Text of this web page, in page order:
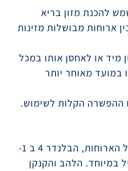
ב-1, המשמש להכנת מזון בריא
ארוחות מבושלות מזינות
מיד או לאחסן אותו במכל
במועד מאוחר יותר
ההפשרה הקלות לשימוש.
גם בסיום הבישול של הארוחות, הבלנדר 4 ב 1-
במיוחד. הלהב והקנקן